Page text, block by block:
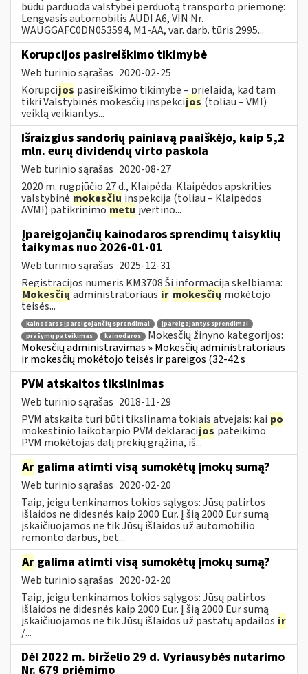
būdu parduoda valstybei perduotą transporto priemonę:
Lengvasis automobilis AUDI A6, VIN Nr.
WAUGGAFC0DN053594, M1-AA, var. darb. tūris 2995...
Korupcijos pasireiškimo tikimybė
Web turinio sąrašas 2020-02-25
Korupcijos pasireiškimo tikimybė – prielaida, kad tam
tikri Valstybinės mokesčių inspekcijos (toliau – VMI)
veiklą veikiantys...
Išraizgius sandorių painiavą paaiškėjo, kaip 5,2
mln. eurų dividendų virto paskola
Web turinio sąrašas 2020-08-27
2020 m. rugpjūčio 27 d., Klaipėda. Klaipėdos apskrities
valstybinė mokesčių inspekcija (toliau – Klaipėdos
AVMI) patikrinimometu įvertino...
Įpareigojančių kainodaros sprendimų taisyklių
taikymas nuo 2026-01-01
Web turinio sąrašas 2025-12-31
Registracijos numeris KM3708 Ši informacija skelbiama:
Mokesčių administratoriaus ir mokesčių mokėtojo
teisės...
kainodaros įpareigojančių sprendimai
įpareigojantys sprendimai
prašymų pateikimas
kainodaros
Mokesčių žinyno kategorijos:
Mokesčių administravimas » Mokesčių administratoriaus
ir mokesčių mokėtojo teisės ir pareigos (32-42 s
PVM atskaitos tikslinimas
Web turinio sąrašas 2018-11-29
PVM atskaita turi būti tikslinama tokiais atvejais: kai po
mokestinio laikotarpio PVM deklaracijos pateikimo
PVM mokėtojas dalį prekių grąžina, iš...
Ar galima atimti visą sumokėtų įmokų sumą?
Web turinio sąrašas 2020-02-20
Taip, jeigu tenkinamos tokios sąlygos: Jūsų patirtos
išlaidos ne didesnės kaip 2000 Eur. Į šią 2000 Eur sumą
įskaičiuojamos ne tik Jūsų išlaidos už automobilio
remonto darbus, bet...
Ar galima atimti visą sumokėtų įmokų sumą?
Web turinio sąrašas 2020-02-20
Taip, jeigu tenkinamos tokios sąlygos: Jūsų patirtos
išlaidos ne didesnės kaip 2000 Eur. Į šią 2000 Eur sumą
įskaičiuojamos ne tik Jūsų išlaidos už pastatų apdailos ir
/...
Dėl 2022 m. birželio 29 d. Vyriausybės nutarimo
Nr. 679 priėmimo